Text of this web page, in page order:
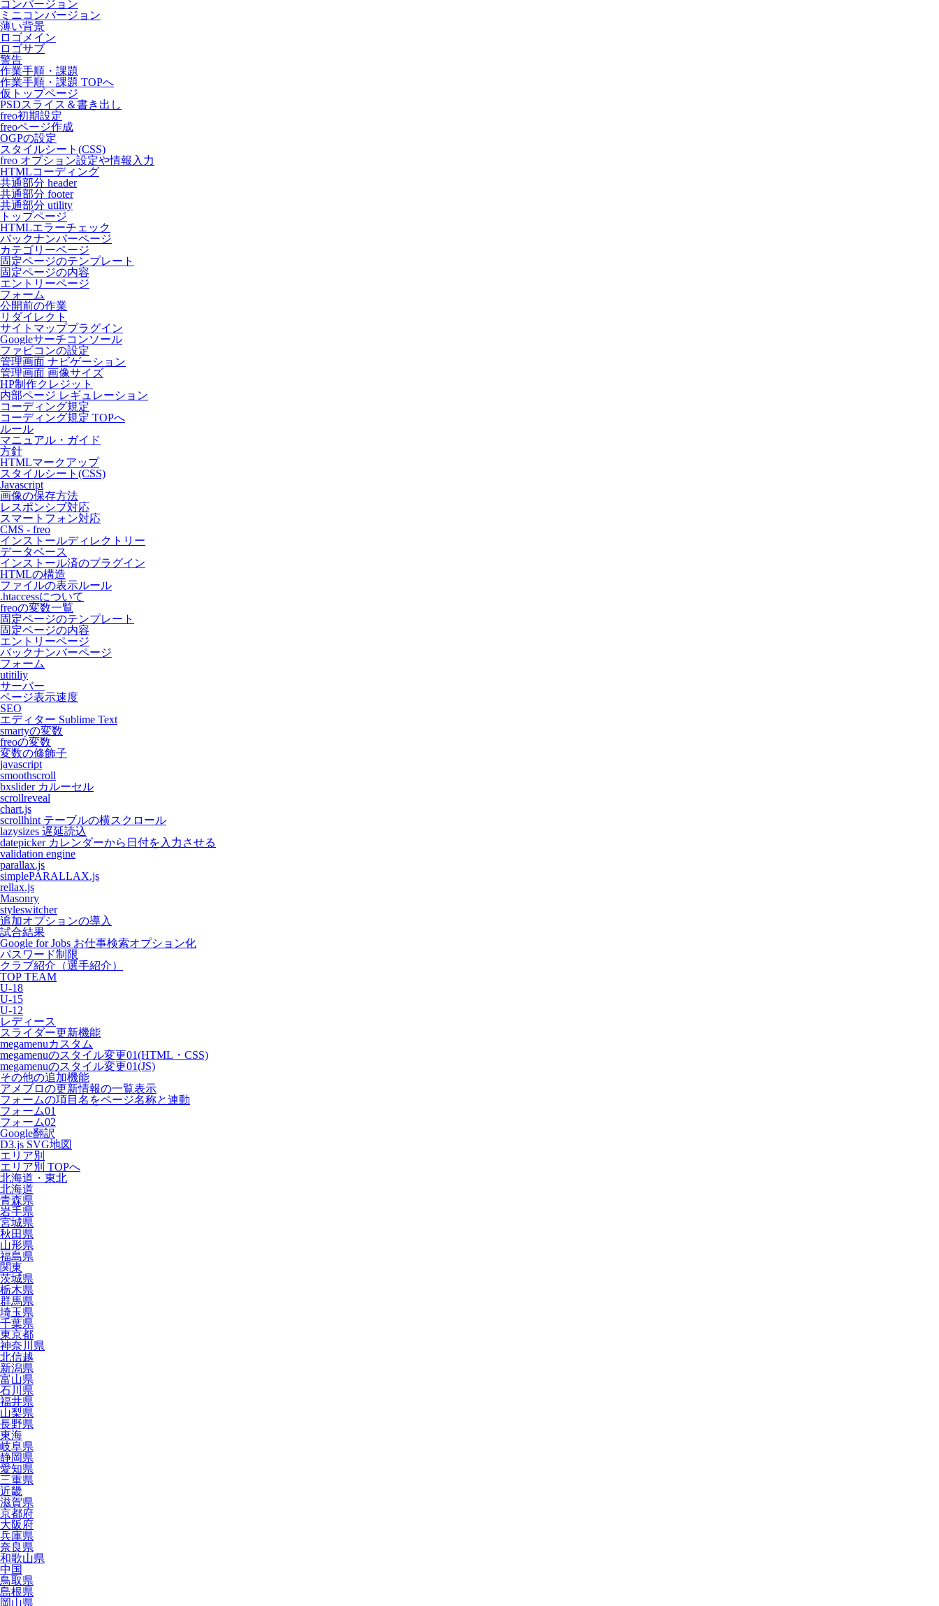
コンバージョン
ミニコンバージョン
薄い背景
ロゴメイン
ロゴサブ
警告
作業手順・課題
作業手順・課題 TOPへ
仮トップページ
PSDスライス＆書き出し
freo初期設定
freoページ作成
OGPの設定
スタイルシート(CSS)
freo オプション設定や情報入力
HTMLコーディング
共通部分 header
共通部分 footer
共通部分 utility
トップページ
HTMLエラーチェック
バックナンバーページ
カテゴリーページ
固定ページのテンプレート
固定ページの内容
エントリーページ
フォーム
公開前の作業
リダイレクト
サイトマッププラグイン
Googleサーチコンソール
ファビコンの設定
管理画面 ナビゲーション
管理画面 画像サイズ
HP制作クレジット
内部ページ レギュレーション
コーディング規定
コーディング規定 TOPへ
ルール
マニュアル・ガイド
方針
HTMLマークアップ
スタイルシート(CSS)
Javascript
画像の保存方法
レスポンシブ対応
スマートフォン対応
CMS - freo
インストールディレクトリー
データベース
インストール済のプラグイン
HTMLの構造
ファイルの表示ルール
.htaccessについて
freoの変数一覧
固定ページのテンプレート
固定ページの内容
エントリーページ
バックナンバーページ
フォーム
utitiliy
サーバー
ページ表示速度
SEO
エディター Sublime Text
smartyの変数
freoの変数
変数の修飾子
javascript
smoothscroll
bxslider カルーセル
scrollreveal
chart.js
scrollhint テーブルの横スクロール
lazysizes 遅延読込
datepicker カレンダーから日付を入力させる
validation engine
parallax.js
simplePARALLAX.js
rellax.js
Masonry
styleswitcher
追加オプションの導入
試合結果
Google for Jobs お仕事検索オプション化
パスワード制限
クラブ紹介（選手紹介）
TOP TEAM
U-18
U-15
U-12
レディース
スライダー更新機能
megamenuカスタム
megamenuのスタイル変更01(HTML・CSS)
megamenuのスタイル変更01(JS)
その他の追加機能
アメブロの更新情報の一覧表示
フォームの項目名をページ名称と連動
フォーム01
フォーム02
Google翻訳
D3.js SVG地図
エリア別
エリア別 TOPへ
北海道・東北
北海道
青森県
岩手県
宮城県
秋田県
山形県
福島県
関東
茨城県
栃木県
群馬県
埼玉県
千葉県
東京都
神奈川県
北信越
新潟県
富山県
石川県
福井県
山梨県
長野県
東海
岐阜県
静岡県
愛知県
三重県
近畿
滋賀県
京都府
大阪府
兵庫県
奈良県
和歌山県
中国
鳥取県
島根県
岡山県